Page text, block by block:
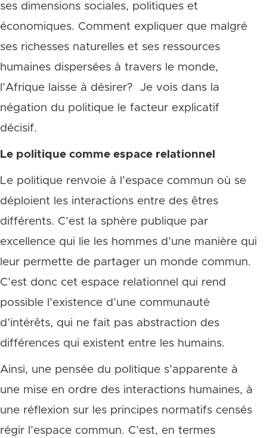
ses dimensions sociales, politiques et
économiques. Comment expliquer que malgré
ses richesses naturelles et ses ressources
humaines dispersées à travers le monde,
l’Afrique laisse à désirer? Je vois dans la
négation du politique le facteur explicatif
décisif.
Le politique comme espace relationnel
Le politique renvoie à l’espace commun où se
déploient les interactions entre des êtres
différents. C’est la sphère publique par
excellence qui lie les hommes d’une manière qui
leur permette de partager un monde commun.
C’est donc cet espace relationnel qui rend
possible l’existence d’une communauté
d’intérêts, qui ne fait pas abstraction des
différences qui existent entre les humains.
Ainsi, une pensée du politique s’apparente à
une mise en ordre des interactions humaines, à
une réflexion sur les principes normatifs censés
régir l’espace commun. C’est, en termes